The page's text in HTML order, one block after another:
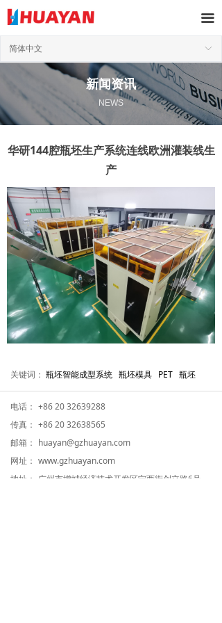
ꀅ
简体中文
끀
华研144腔瓶坯生产系统连线欧洲灌装线生
产
新闻资讯
NEWS
关键词： 瓶坯智能成型系统 瓶坯模具 PET 瓶坯
电话： +86 20 32639288
传真： +86 20 32638565
邮箱： huayan@gzhuayan.com
网址： www.gzhuayan.com
地址： 广州市增城经济技术开发区宁西街创立路6号